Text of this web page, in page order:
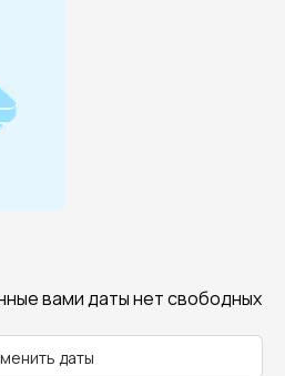
вами даты нет свободных
даты